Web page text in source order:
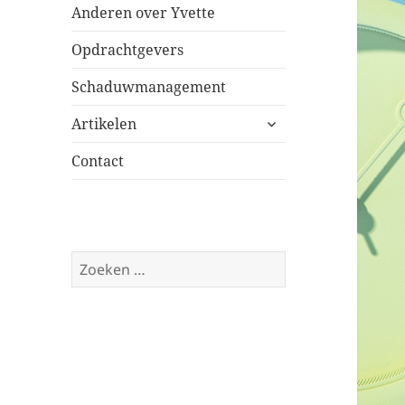
Anderen over Yvette
Opdrachtgevers
Schaduwmanagement
Artikelen
submenu
Contact
Zoeken
naar: